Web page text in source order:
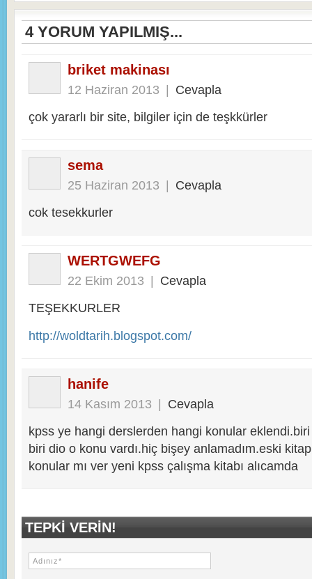
4YORUM YAPILMIŞ...
briket makinası
12 Haziran 2013 | Cevapla
çok yararlı bir site, bilgiler için de teşkkürler
sema
25 Haziran 2013 | Cevapla
cok tesekkurler
WERTGWEFG
22 Ekim 2013 | Cevapla
TEŞEKKURLER
http://woldtarih.blogspot.com/
hanife
14 Kasım 2013 | Cevapla
kpss ye hangi derslerden hangi konular eklendi.biri
biri dio o konu vardı.hiç bişey anlamadım.eski
konular mı ver yeni kpss çalışma kitabı alıcamda
TEPKI VERIN!